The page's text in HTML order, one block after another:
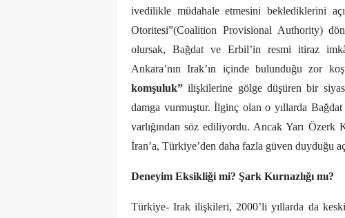
ivedilikle müdahale etmesini beklediklerini
Otoritesi”(Coalition Provisional Authority)
olursak, Bağdat ve Erbil’in resmi itiraz
Ankara’nın Irak’ın içinde bulunduğu zor
komşuluk” ilişkilerine gölge düşüren bir
damga vurmuştur. İlginç olan o yıllarda
varlığından söz ediliyordu. Ancak Yarı
İran’a, Türkiye’den daha fazla güven duyduğu
Deneyim Eksikliği mi? Şark Kurnazlığı mı?
Türkiye- Irak ilişkileri, 2000’li yıllarda da